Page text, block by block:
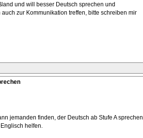
und will besser Deutsch sprechen und
zur Kommunikation treffen, bitte schreiben mir
jemanden finden, der Deutsch ab Stufe A sprechen
helfen.